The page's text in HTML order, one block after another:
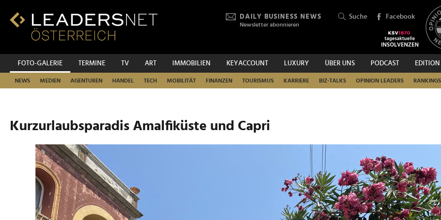
Inhalt
Fußzeilen-
Hauptnavigation
DAILY BUSINESS NEWS
Newsletter abonnieren
Suche Facebook
FOTO-GALERIE TERMINE TV ART IMMOBILIEN KEYACCOUNT LUXURY ÜBER UNS PODCAST EDITION
NEWS MEDIEN AGENTUREN HANDEL TECH MOBILITÄT FINANZEN TOURISMUS KARRIERE BIZ-TALKS OPINION LEADERS RANKINGS
SUCHEN
Kurzurlaubsparadis Amalfiküste und Capri